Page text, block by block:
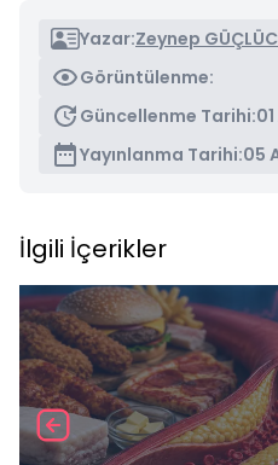
Yazar:Zeynep
Görüntülenme:
Güncellenme Tarihi:
Yayınlanma Tarihi:05
İlgili İçerikler